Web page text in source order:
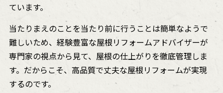
ています。
当たりまえのことを当たり前に行うことは簡単なようで
難しいため、経験豊富な屋根リフォームアドバイザーが
専門家の視点から見て、屋根の仕上がりを徹底管理しま
す。だからこそ、高品質で丈夫な屋根リフォームが実現
するのです。